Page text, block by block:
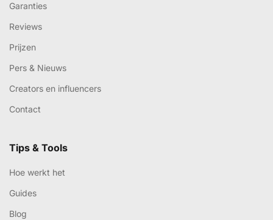
Garanties
Reviews
Prijzen
Pers & Nieuws
Creators en influencers
Contact
Tips & Tools
Hoe werkt het
Guides
Blog